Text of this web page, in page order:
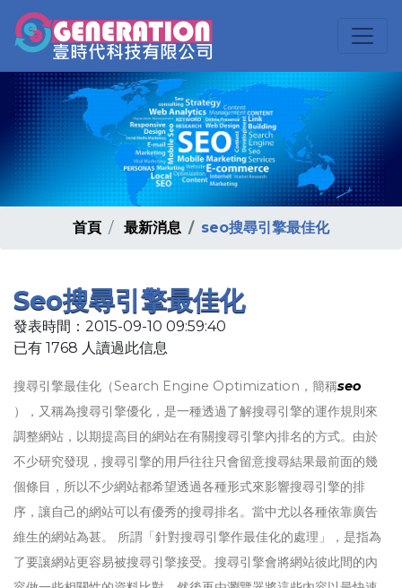
首頁 最新消息 seo搜尋引擎最佳化
Seo搜尋引擎最佳化
發表時間：2015-09-10 09:59:40
已有 1768 人讀過此信息
搜尋引擎最佳化（Search Engine Optimization，簡稱seo
），又稱為搜尋引擎優化，是一種透過了解搜尋引擎的運作規則來
調整網站，以期提高目的網站在有關搜尋引擎內排名的方式。由於
不少研究發現，搜尋引擎的用戶往往只會留意搜尋結果最前面的幾
個條目，所以不少網站都希望透過各種形式來影響搜尋引擎的排
序，讓自己的網站可以有優秀的搜尋排名。當中尤以各種依靠廣告
維生的網站為甚。 所謂「針對搜尋引擎作最佳化的處理」，是指為
了要讓網站更容易被搜尋引擎接受。搜尋引擎會將網站彼此間的內